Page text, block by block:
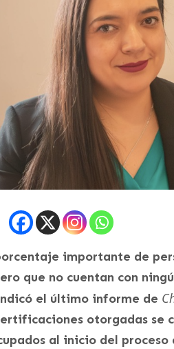
importante de
que no cuentan con
el último informe de
otorgadas se
al inicio del